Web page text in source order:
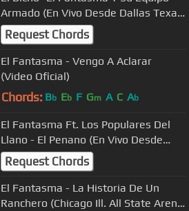
Armado (En Vivo Desde Dallas Texas
Enero 2017)
Request Chords
El Fantasma - Vengo A Aclarar
(Video Oficial)
Chords: Bb Eb F Gm A C Ab
El Fantasma Ft. Los Populares Del
Llano - El Penano (En Vivo Desde
CLN)
Request Chords
El Fantasma - La Historia De Un
Ranchero (Chicago Ill. All State Arena